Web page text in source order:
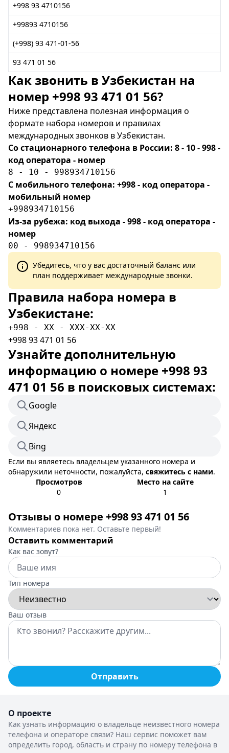
+998 93 4710156
+99893 4710156
(+998) 93 471-01-56
93 471 01 56
Как звонить в Узбекистан на
номер +998 93 471 01 56?
Ниже представлена полезная информация о
формате набора номеров и правилах
международных звонков в Узбекистан.
Со стационарного телефона в России: 8 - 10 - 998 -
код оператора - номер
8 - 10 - 998934710156
С мобильного телефона: +998 - код оператора -
мобильный номер
+998934710156
Из-за рубежа: код выхода - 998 - код оператора -
номер
00 - 998934710156
Убедитесь, что у вас достаточный баланс или
план поддерживает международные звонки.
Правила набора номера в
Узбекистане:
+998 - XX - XXX-XX-XX
+998 93 471 01 56
Узнайте дополнительную
информацию о номере +998 93
471 01 56 в поисковых системах:
Google
Яндекс
Bing
Если вы являетесь владельцем указанного номера и
обнаружили неточности, пожалуйста, свяжитесь с нами.
Просмотров
0
Место на сайте
1
Отзывы о номере +998 93 471 01 56
Комментариев пока нет. Оставьте первый!
Оставить комментарий
Как вас зовут?
Тип номера
Ваш отзыв
Отправить
О проекте
Как узнать информацию о владельце неизвестного номера
телефона и операторе связи? Наш сервис поможет вам
определить город, область и страну по номеру телефона в